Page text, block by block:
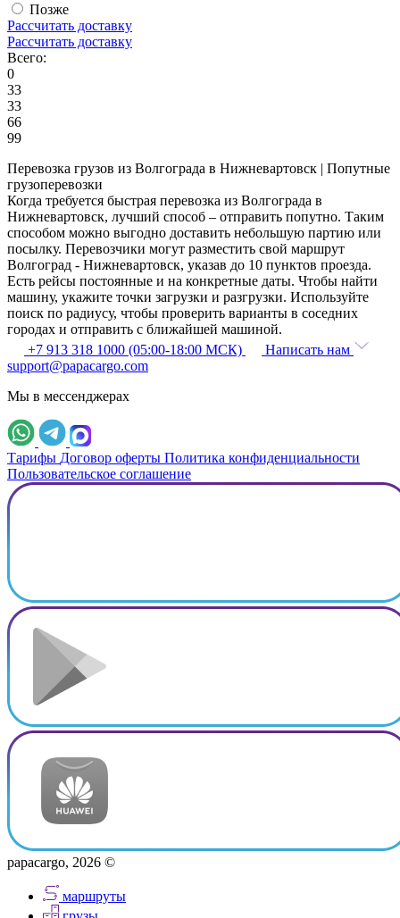
Позже
Рассчитать доставку
Рассчитать доставку
Всего:
0
33
33
66
99
Перевозка грузов из Волгограда в Нижневартовск | Попутные
грузоперевозки
Когда требуется быстрая перевозка из Волгограда в
Нижневартовск, лучший способ – отправить попутно. Таким
способом можно выгодно доставить небольшую партию или
посылку. Перевозчики могут разместить свой маршрут
Волгоград - Нижневартовск, указав до 10 пунктов проезда.
Есть рейсы постоянные и на конкретные даты. Чтобы найти
машину, укажите точки загрузки и разгрузки. Используйте
поиск по радиусу, чтобы проверить варианты в соседних
городах и отправить с ближайшей машиной.
+7 913 318 1000 (05:00-18:00 МСК)
Написать нам
support@papacargo.com
Мы в мессенджерах
Тарифы Договор оферты Политика конфиденциальности
Пользовательское соглашение
papacargo, 2026 ©
маршруты